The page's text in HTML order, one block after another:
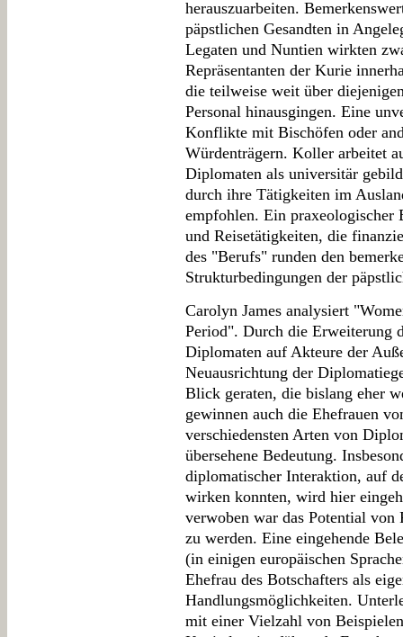
herauszuarbeiten.
päpstlichen Gesandten in
Legaten und Nuntien wirkten
Repräsentanten der Kurie
die teilweise weit über
Personal hinausgingen. Eine
Konflikte mit Bischöfen oder
Würdenträgern. Koller arbeitet
Diplomaten als universitär
durch ihre Tätigkeiten im
empfohlen. Ein
und Reisetätigkeiten, die
des "Berufs" runden den
Strukturbedingungen der
Carolyn James analysiert
Period". Durch die Erweiterung
Diplomaten auf Akteure der
Neuausrichtung der
Blick geraten, die bislang eher
gewinnen auch die Ehefrauen
verschiedensten Arten von
übersehene Bedeutung.
diplomatischer Interaktion, auf
wirken konnten, wird hier
verwoben war das Potential
zu werden. Eine eingehende
(in einigen europäischen
Ehefrau des Botschafters als
Handlungsmöglichkeiten.
mit einer Vielzahl von